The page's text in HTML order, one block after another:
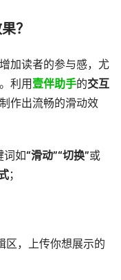
？
加读者的参与感，尤
利用 壹伴助手的交互
作出流畅的滑动效
词如“滑动”“切换”或
；
区，上传你想展示的